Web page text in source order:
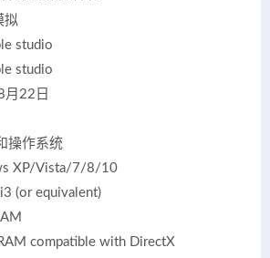
拟
studio
studio
月22日
操作系统
XP/Vista/7/8/10
(or equivalent)
compatible with DirectX